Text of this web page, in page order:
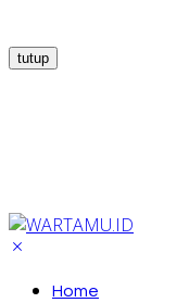
tutup
Home